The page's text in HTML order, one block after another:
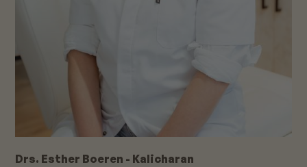
Drs. Esther Boeren - Kalicharan